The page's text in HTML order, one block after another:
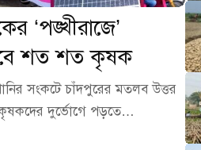
‘পঙ্খীরাজে’
শত শত কৃষক
সংকটে চাঁদপুরের মতলব উত্তর
কৃষকদের দুর্ভোগে পড়তে…